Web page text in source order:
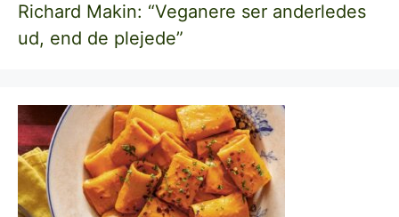
Richard Makin: “Veganere ser anderledes
ud, end de plejede”